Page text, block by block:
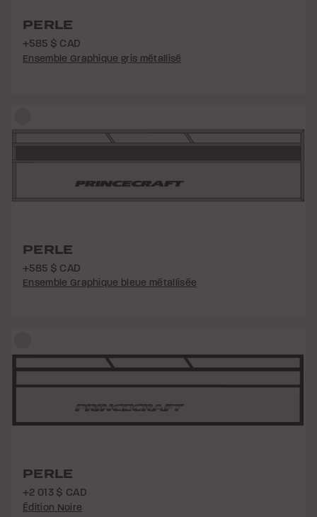
PERLE
+585 $ CAD
Ensemble Graphique gris métallisé
PERLE
+585 $ CAD
Ensemble Graphique bleue métallisée
PERLE
+2 013 $ CAD
Édition Noire